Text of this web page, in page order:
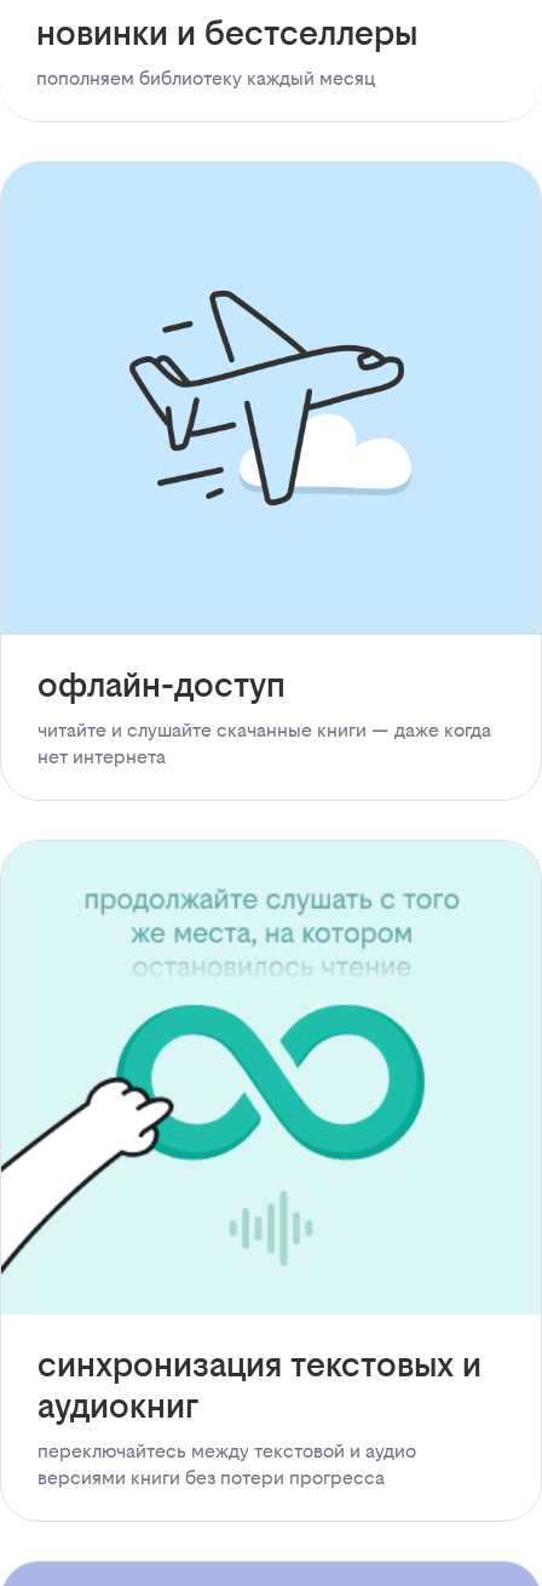
новинки и бестселлеры
пополняем библиотеку каждый месяц
офлайн-доступ
читайте и слушайте скачанные книги — даже когда
нет интернета
синхронизация текстовых и
аудиокниг
переключайтесь между текстовой и аудио
версиями книги без потери прогресса